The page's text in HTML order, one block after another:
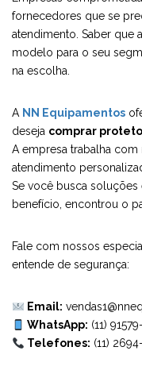
fornecedores que se
atendimento. Saber que
modelo para o seu
na escolha.
A NN Equipamentos
deseja comprar
A empresa trabalha com
atendimento
Se você busca
benefício, encontrou o
Fale com nossos
entende de segurança:
Email:
WhatsApp: (11)
Telefones: (11)